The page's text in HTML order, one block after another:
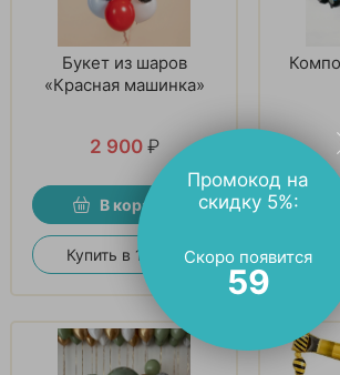
Букет из шаров
«Красная машинка»
2 900 ₽
В корзину
Купить в 1 клик
Промокод на
скидку 5%:
Скоро появится
58